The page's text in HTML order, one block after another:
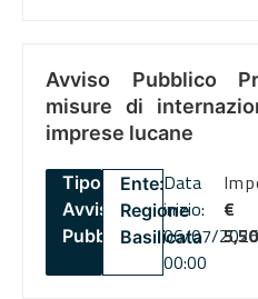
Avviso Pubblico
misure di
imprese lucane
Tipo:
Avviso
Pubblico
Ente:
Regione
Basilicata
Data
inizio:
06/07/
00:00
€